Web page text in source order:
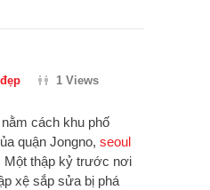
1 Views
cách khu phố
quận Jongno, seoul
Một thập kỷ trước nơi
xệ sắp sửa bị phá